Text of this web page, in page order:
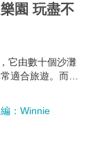
園 玩盡不
它由數十個沙灘
適合旅遊。而黃
編：Winnie